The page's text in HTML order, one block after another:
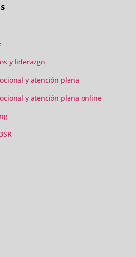
de formaciones, seminarios y
Ricondo!!!
y liderazgo
y atención plena
y atención plena online